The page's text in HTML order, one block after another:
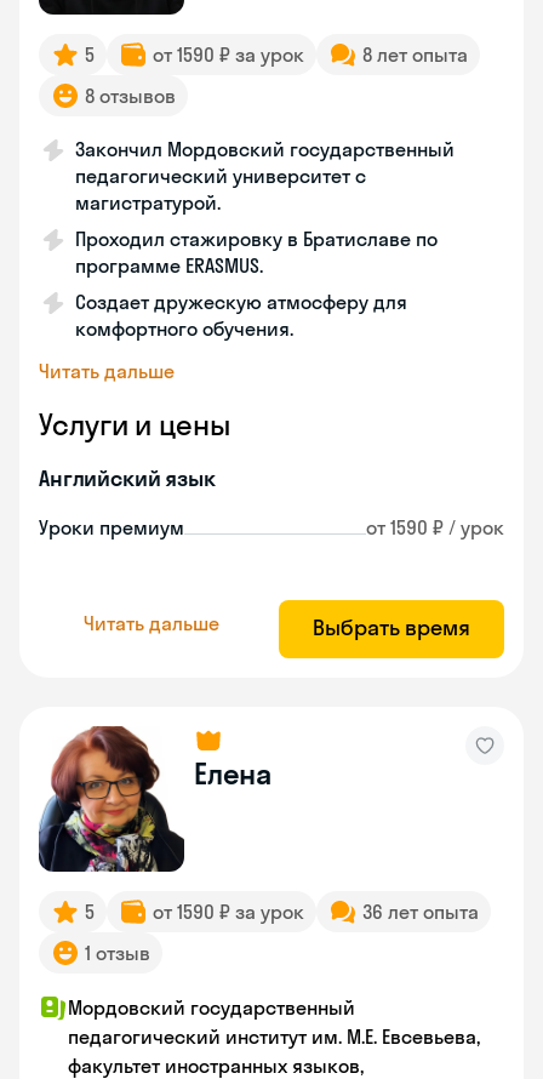
5 от 1590 ₽ за урок
8 лет опыта
8 отзывов
Закончил Мордовский государственный
педагогический университет с
магистратурой.
Проходил стажировку в Братиславе по
программе ERASMUS.
Создает дружескую атмосферу для
комфортного обучения.
Читать дальше
Услуги и цены
Английский язык
Уроки премиум от 1590 ₽ / урок
Читать дальше Выбрать время
Елена
5 от 1590 ₽ за урок
36 лет опыта
1 отзыв
Мордовский государственный
педагогический институт им. М.Е. Евсевьева,
факультет иностранных языков,